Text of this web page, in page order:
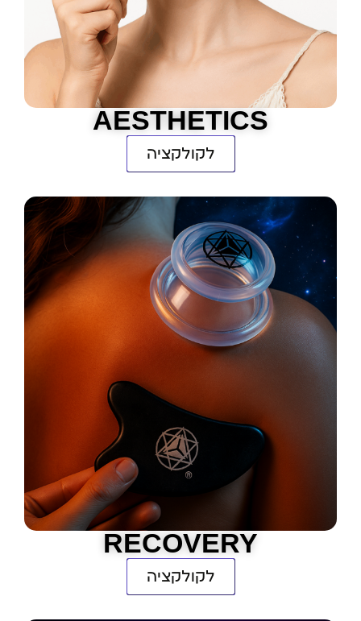
AESTHETICS
לקולקציה
RECOVERY
לקולקציה